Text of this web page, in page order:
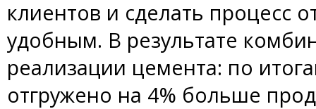
клиентов и сделать процесс
удобным. В результате
реализации цемента: по
отгружено на 4% больше